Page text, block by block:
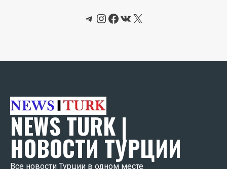
Telegram
Instagram
Facebook
ВКонтакте
X
NEWS TURK |
НОВОСТИ ТУРЦИИ
Все новости Турции в одном месте